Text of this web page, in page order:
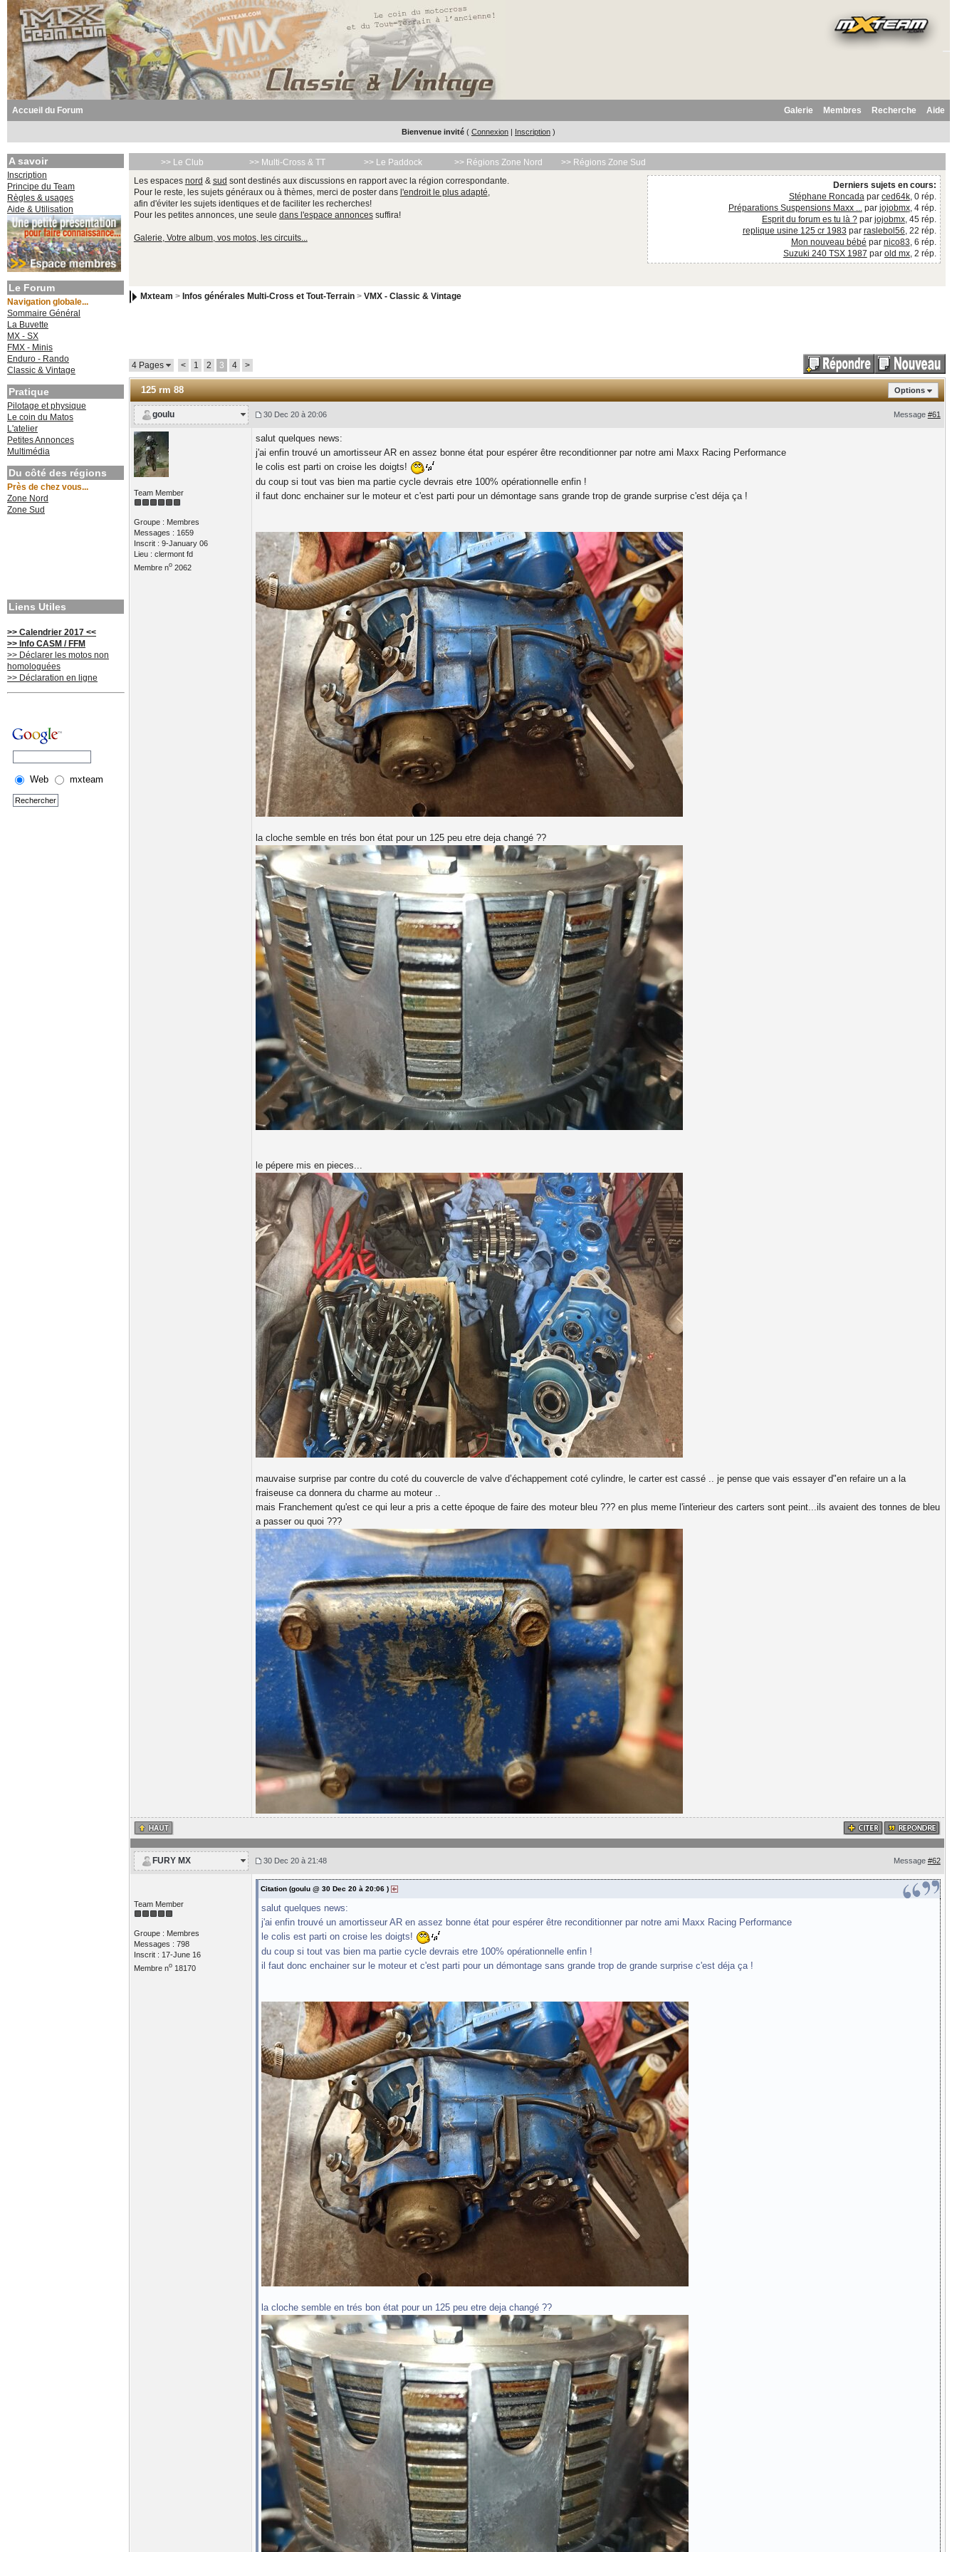
Accueil du Forum Aide
Recherche
Membres
Galerie
Bienvenue invité ( Connexion | Inscription )
A savoir
Inscription
Principe du Team
Règles & usages
Aide & Utilisation
Le Forum
Navigation globale...
Sommaire Général
La Buvette
MX - SX
FMX - Minis
Enduro - Rando
Classic & Vintage
Pratique
Pilotage et physique
Le coin du Matos
L'atelier
Petites Annonces
Multimédia
Du côté des régions
Près de chez vous...
Zone Nord
Zone Sud
Liens Utiles
>> Calendrier 2017 <<
>> Info CASM / FFM
>> Déclarer les motos non
homologuées
>> Déclaration en ligne
Web mxteam
>> Le Club >> Multi-Cross & TT >> Le Paddock >> Régions Zone Nord
>> Régions Zone Sud
Les espaces nord & sud sont destinés aux discussions en rapport avec la région correspondante.
Pour le reste, les sujets généraux ou à thèmes, merci de poster dans l'endroit le plus adapté,
afin d'éviter les sujets identiques et de faciliter les recherches!
Pour les petites annonces, une seule dans l'espace annoncessuffira!
Galerie, Votre album, vos motos, les circuits...
Derniers sujets en cours:
Stéphane Roncadapar ced64k, 0 rép.
Préparations Suspensions Maxx ...par jojobmx, 4 rép.
Esprit du forum es tu là ?par jojobmx, 45 rép.
replique usine 125 cr 1983 par raslebol56, 22 rép.
Mon nouveau bébé par nico83, 6 rép.
Suzuki 240 TSX 1987 par old mx, 2 rép.
Mxteam > Infos générales Multi-Cross et Tout-Terrain> VMX - Classic & Vintage
4 Pages < 1 2 3 4 >
125 rm 88 Options
goulu 30 Dec 20 à 20:06 Message #61
Team Member
Groupe : Membres
Messages : 1659
Inscrit : 9-January 06
Lieu : clermont fd
Membre no2062
salut quelques news:
j'ai enfin trouvé un amortisseur AR en assez bonne état pour espérer être reconditionner par notre ami Maxx Racing Performance
le colis est parti on croise les doigts!
du coup si tout vas bien ma partie cycle devrais etre 100% opérationnelle enfin !
il faut donc enchainer sur le moteur et c'est parti pour un démontage sans grande trop de grande surprise c'est déja ça !
la cloche semble en trés bon état pour un 125 peu etre deja changé ??
le pépere mis en pieces...
mauvaise surprise par contre du coté du couvercle de valve d’échappement coté cylindre, le carter est cassé .. je pense que vais essayer d"en refaire un a la
fraiseuse ca donnera du charme au moteur ..
mais Franchement qu'est ce qui leur a pris a cette époque de faire des moteur bleu ??? en plus meme l'interieur des carters sont peint...ils avaient des tonnes de bleu
a passer ou quoi ???
FURY MX 30 Dec 20 à 21:48 Message #62
Team Member
Groupe : Membres
Messages : 798
Inscrit : 17-June 16
Membre no18170
Citation (goulu @ 30 Dec 20 à 20:06 )
salut quelques news:
j'ai enfin trouvé un amortisseur AR en assez bonne état pour espérer être reconditionner par notre ami Maxx Racing Performance
le colis est parti on croise les doigts!
du coup si tout vas bien ma partie cycle devrais etre 100% opérationnelle enfin !
il faut donc enchainer sur le moteur et c'est parti pour un démontage sans grande trop de grande surprise c'est déja ça !
la cloche semble en trés bon état pour un 125 peu etre deja changé ??